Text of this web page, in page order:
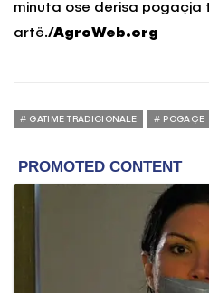
minuta ose derisa pogaçja
artë./AgroWeb.org
GATIME TRADICIONALE POGAÇE